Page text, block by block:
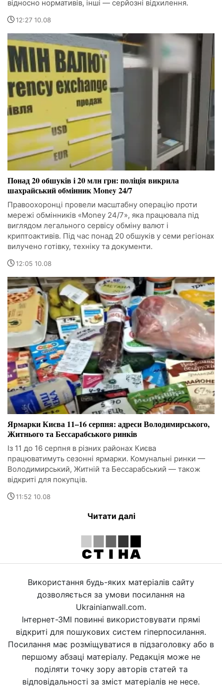
відносно нормативів, інші — серйозні відхилення.
12:27 10.08
Понад 20 обшуків і 20 млн грн: поліція викрила
шахрайський обмінник Money 24/7
Правоохоронці провели масштабну операцію проти
мережі обмінників «Money 24/7», яка працювала під
виглядом легального сервісу обміну валют і
криптоактивів. Під час понад 20 обшуків у семи регіонах
вилучено готівку, техніку та документи.
12:05 10.08
Ярмарки Києва 11–16 серпня: адреси Володимирського,
Житнього та Бессарабського ринків
Із 11 до 16 серпня в різних районах Києва
працюватимуть сезонні ярмарки. Комунальні ринки —
Володимирський, Житній та Бессарабський — також
відкриті для покупців.
11:52 10.08
Читати далі
Використання будь-яких матеріалів сайту
дозволяється за умови посилання на
Ukrainianwall.com.
Інтернет-ЗМІ повинні використовувати прямі
відкриті для пошукових систем гіперпосилання.
Посилання має розміщуватися в підзаголовку або в
першому абзаці матеріалу. Редакція може не
поділяти точку зору авторів статей та
відповідальності за зміст матеріалів не несе.